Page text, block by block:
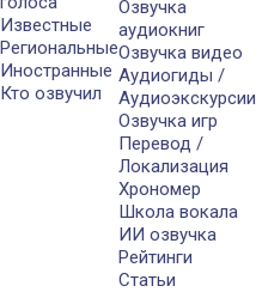
Известные
Региональные
Иностранные
Кто озвучил
Озвучка
аудиокниг
Озвучка видео
Аудиогиды /
Аудиоэкскурсии
Озвучка игр
Перевод /
Локализация
Хрономер
Школа вокала
ИИ озвучка
Рейтинги
Статьи